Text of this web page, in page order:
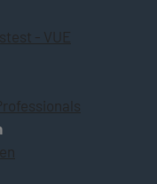
- VUE